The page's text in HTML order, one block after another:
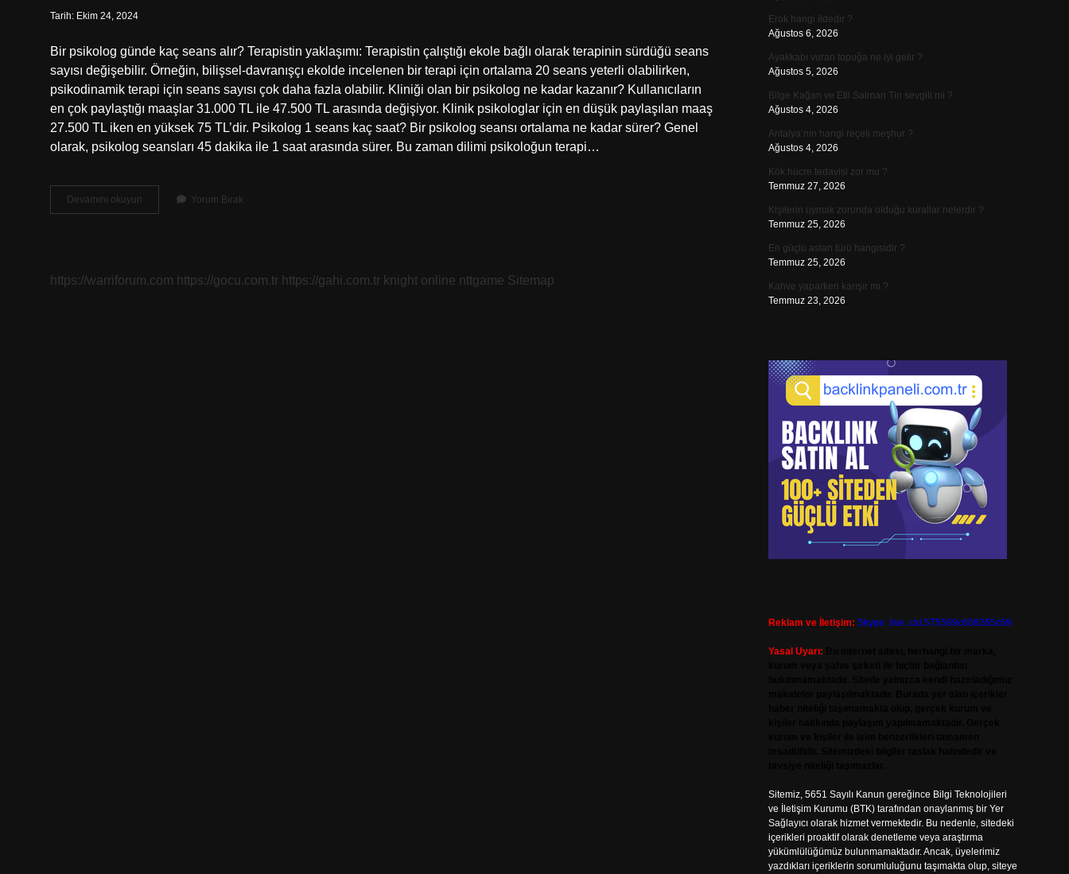
Tarih: Ekim 24, 2024
Bir psikolog günde kaç seans alır? Terapistin yaklaşımı: Terapistin çalıştığı ekole bağlı olarak terapinin sürdüğü seans
sayısı değişebilir. Örneğin, bilişsel-davranışçı ekolde incelenen bir terapi için ortalama 20 seans yeterli olabilirken,
psikodinamik terapi için seans sayısı çok daha fazla olabilir. Kliniği olan bir psikolog ne kadar kazanır? Kullanıcıların
en çok paylaştığı maaşlar 31.000 TL ile 47.500 TL arasında değişiyor. Klinik psikologlar için en düşük paylaşılan maaş
27.500 TL iken en yüksek 75 TL’dir. Psikolog 1 seans kaç saat? Bir psikolog seansı ortalama ne kadar sürer? Genel
olarak, psikolog seansları 45 dakika ile 1 saat arasında sürer. Bu zaman dilimi psikoloğun terapi…
Devamını okuyun
Psikolog
Yorum Bırak
https://warriforum.com https://gocu.com.tr https://gahi.com.tr knight online nttgame Sitemap
Erok hangi ildedir ?
Ağustos 6, 2026
Ayakkabı vuran topuğa ne iyi gelir ?
Ağustos 5, 2026
Bilge Kağan ve Etil Salman Tin sevgili mi ?
Ağustos 4, 2026
Antalya’nın hangi reçeli meşhur ?
Ağustos 4, 2026
Kök hücre tedavisi zor mu ?
Temmuz 27, 2026
Kişilerin uymak zorunda olduğu kurallar nelerdir ?
Temmuz 25, 2026
En güçlü aslan türü hangisidir ?
Temmuz 25, 2026
Kahve yaparken karışır mı ?
Temmuz 23, 2026
Reklam ve İletişim: Skype: live:.cid.575569c608265c69
Yasal Uyarı:
Sitemiz, 5651 Sayılı Kanun gereğince Bilgi Teknolojileri
ve İletişim Kurumu (BTK) tarafından onaylanmış bir Yer
Sağlayıcı olarak hizmet vermektedir. Bu nedenle, sitedeki
içerikleri proaktif olarak denetleme veya araştırma
yükümlülüğümüz bulunmamaktadır. Ancak, üyelerimiz
yazdıkları içeriklerin sorumluluğunu taşımakta olup, siteye